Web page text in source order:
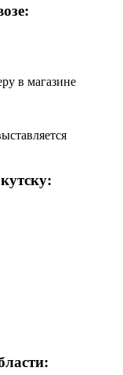
в магазине